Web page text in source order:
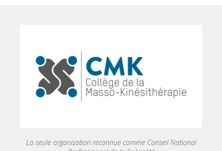
La seule organisation reconnue comme Conseil National